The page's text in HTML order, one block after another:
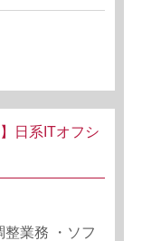
日系ITオフシ
整業務 ・ソフ